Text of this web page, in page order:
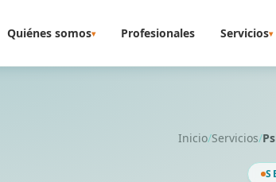
Quiénes somos▾ Profesionales Servicios▾
Inicio/Servicios/